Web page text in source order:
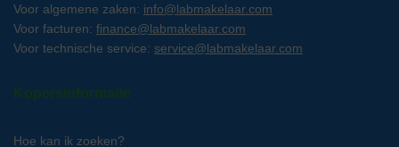
Voor algemene zaken: info@labmakelaar.com
Voor facturen: finance@labmakelaar.com
Voor technische service: service@labmakelaar.com
Kopersinformatie
Hoe kan ik zoeken?